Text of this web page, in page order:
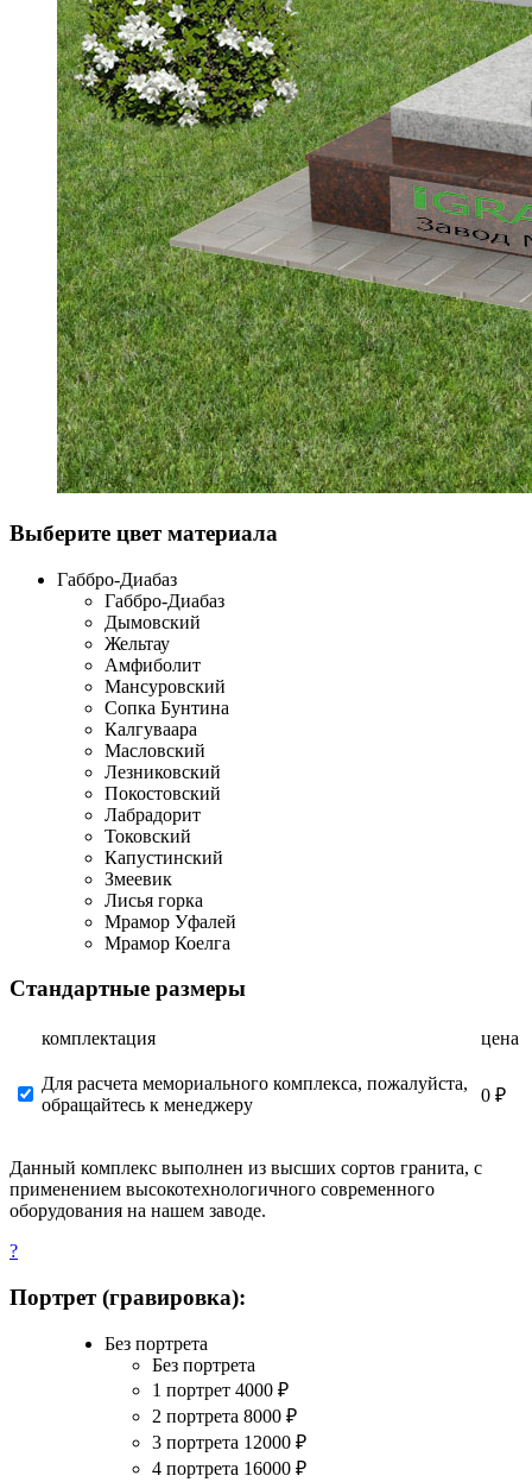
Выберите цвет материала
Габбро-Диабаз
Габбро-Диабаз
Дымовский
Жельтау
Амфиболит
Мансуровский
Сопка Бунтина
Калгуваара
Масловский
Лезниковский
Покостовский
Лабрадорит
Токовский
Капустинский
Змеевик
Лисья горка
Мрамор Уфалей
Мрамор Коелга
Стандартные размеры
комплектация цена
Для расчета мемориального комплекса, пожалуйста,
обращайтесь к менеджеру
0 ₽
Данный комплекс выполнен из высших сортов гранита, с
применением высокотехнологичного современного
оборудования на нашем заводе.
?
Портрет (гравировка):
Без портрета
Без портрета
1 портрет 4000 ₽
2 портрета 8000 ₽
3 портрета 12000 ₽
4 портрета 16000 ₽